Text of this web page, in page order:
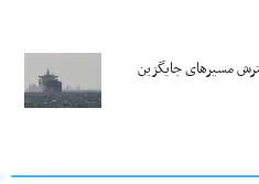
مسیرهای جایگزین